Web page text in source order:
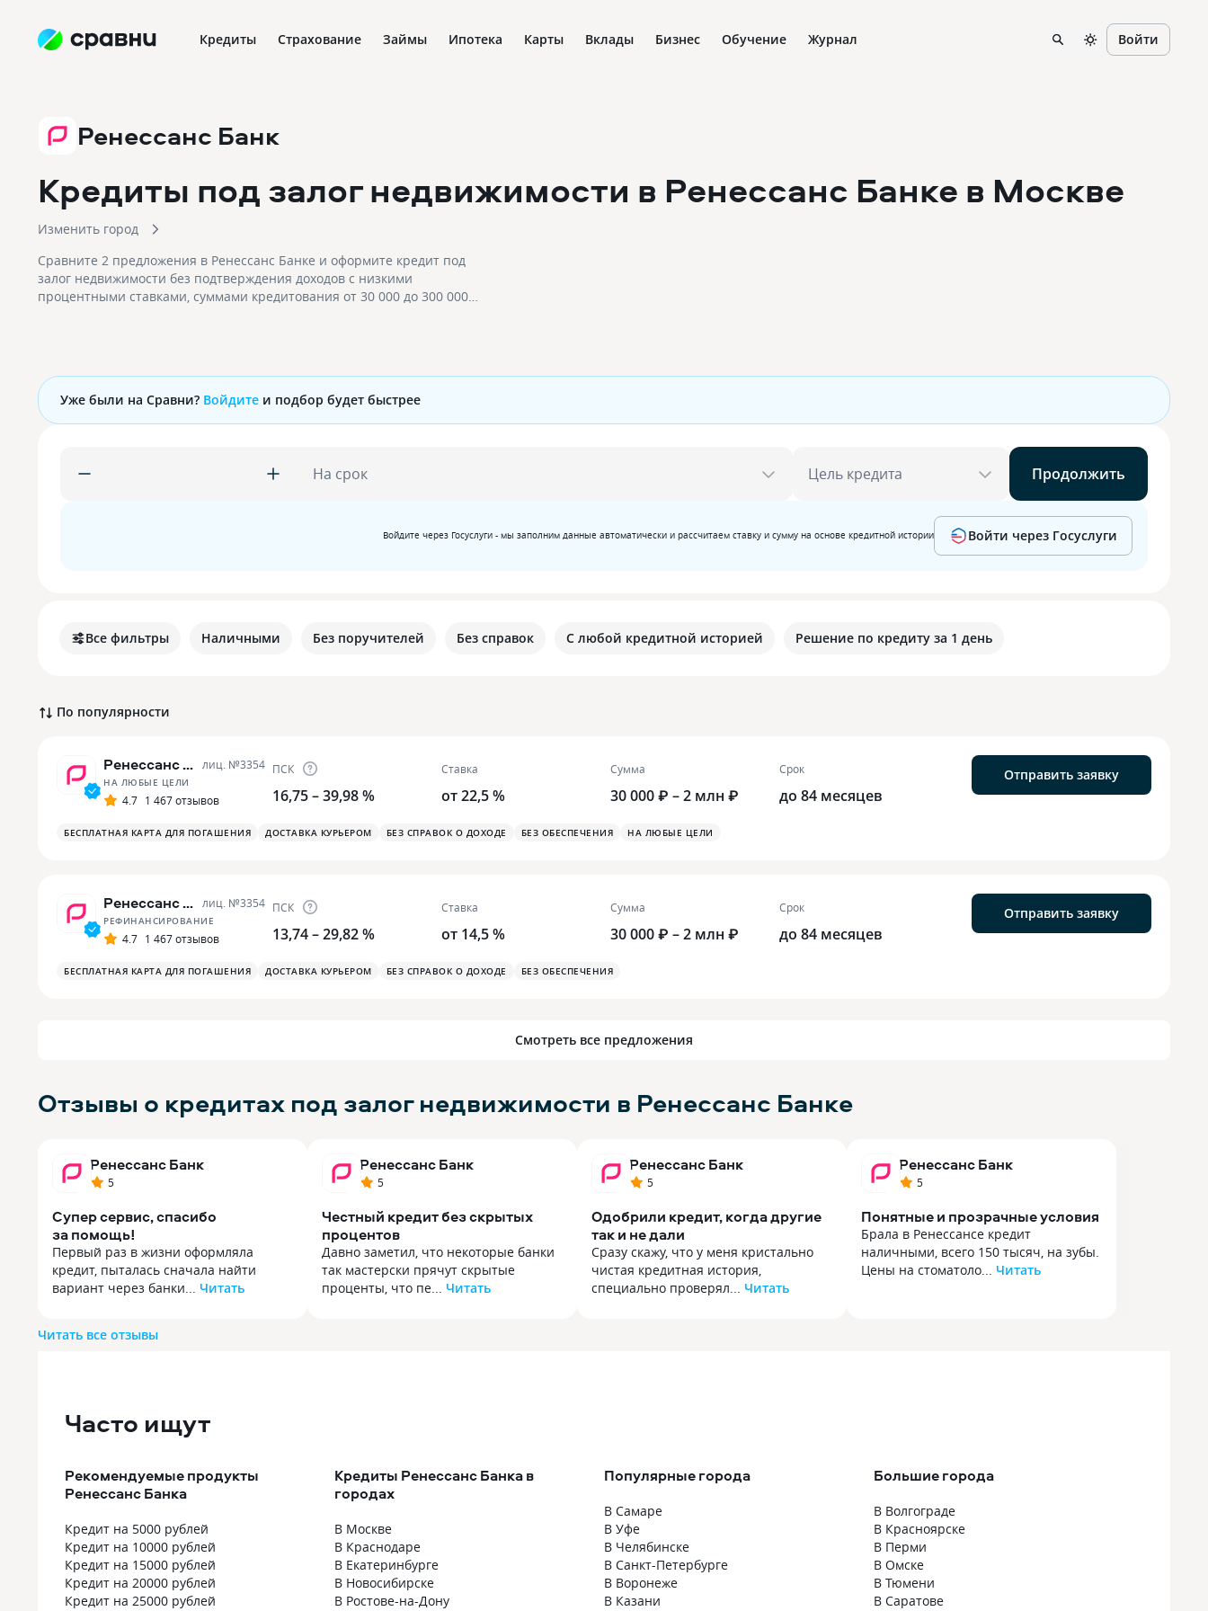
Кредиты Страхование Займы Ипотека Карты Вклады Бизнес Обучение Журнал Войти
Ренессанс Банк
Кредиты под залог недвижимости в Ренессанс Банке в Москве
Изменить город
Сравните 2 предложения в Ренессанс Банке и оформите кредит под
залог недвижимости без подтверждения доходов с низкими
процентными ставками, суммами кредитования от 30 000 до 300 000
Уже были на Сравни? Войдите и подбор будет быстрее
На срок Цель кредита Продолжить
Войдите через Госуслуги - мы заполним данные автоматически и рассчитаем ставку и сумму на основе кредитной истории Войти через Госуслуги
Все фильтры Наличными Без поручителей Без справок С любой кредитной историей Решение по кредиту за 1 день
По популярности
Ренессанс Банк лиц. №3354
НА ЛЮБЫЕ ЦЕЛИ
4.7 1 467 отзывов
ПСК
16,75 – 39,98 %
Ставка
от 22,5 %
Сумма
30 000 ₽ – 2 млн ₽
Срок
до 84 месяцев
Отправить заявку
БЕСПЛАТНАЯ КАРТА ДЛЯ ПОГАШЕНИЯ ДОСТАВКА КУРЬЕРОМ БЕЗ СПРАВОК О ДОХОДЕ БЕЗ ОБЕСПЕЧЕНИЯ НА ЛЮБЫЕ ЦЕЛИ
Ренессанс Банк лиц. №3354
РЕФИНАНСИРОВАНИЕ
4.7 1 467 отзывов
ПСК
13,74 – 29,82 %
Ставка
от 14,5 %
Сумма
30 000 ₽ – 2 млн ₽
Срок
до 84 месяцев
Отправить заявку
БЕСПЛАТНАЯ КАРТА ДЛЯ ПОГАШЕНИЯ ДОСТАВКА КУРЬЕРОМ БЕЗ СПРАВОК О ДОХОДЕ БЕЗ ОБЕСПЕЧЕНИЯ
Смотреть все предложения
Отзывы о кредитах под залог недвижимости в Ренессанс Банке
Ренессанс Банк
5
Супер сервис, спасибо
за помощь!
Первый раз в жизни оформляла
кредит, пыталась сначала найти
вариант через банки... Читать
вариант через банки ру, но они
побольше, срок поменьше, а мне
вообще такое не подходит.
так и так дебетовка открыта, хотя бы
знаю что да как. Очереди как всегда,
конечно, но сервис сам нравится,
потому что видно что тебя понимают
и готовы помогать. Девочка
подсказала по ставкам и вариантам,
в итоге решила правда взять сумму
чутка побольше, но зато срок точно
Ренессанс Банк
5
Честный кредит без скрытых
процентов
Давно заметил, что некоторые банки
так мастерски прячут скрытые
проценты, что пе... Читать
в договоре, причем в договоре нет
никаких странных формулировок, все
максимально понятно: вот тело, вот
проценты, вот страховка, вот такую
сумму берешь, вот такую отдашь.
Максимально прозрачно. Я считаю
что честность это лучшая политика,
и именно она делает клиентов более
Ренессанс Банк
5
Одобрили кредит, когда другие
так и не дали
Сразу скажу, что у меня кристально
чистая кредитная история,
специально проверял... Читать
А причины отказа они могут
не называть. Я так понимаю, дело
в большой сумме и что у меня
в собственности ничего нет.
Но у меня хорошая зп, 170 тысяч,
я вполне могу платить даже по 50-60
тысяч в месяц, но нет. Я уже отчаялся,
и тут Ренессанс ответил на заявку и,
Ренессанс Банк
5
Понятные и прозрачные условия
Брала в Ренессансе кредит
наличными, всего 150 тысяч, на зубы.
Цены на стоматоло... Читать
За кредитом пришла в отделение,
хотя в теории была возможность
онлайн оформления, можно было
вообще взять карту, но я выбрала
именно этот вариант, для меня
он кажется оптимальным что
по срокам, что по процентам. Тем
более и выплаты получаются очень
Читать все отзывы
Часто ищут
Рекомендуемые продукты
Ренессанс Банка
Кредит на 5000 рублей
Кредит на 10000 рублей
Кредит на 15000 рублей
Кредит на 20000 рублей
Кредит на 25000 рублей
Кредиты Ренессанс Банка в
городах
В Москве
В Краснодаре
В Екатеринбурге
В Новосибирске
В Ростове-на-Дону
Популярные города
В Самаре
В Уфе
В Челябинске
В Санкт-Петербурге
В Воронеже
В Казани
Большие города
В Волгограде
В Красноярске
В Перми
В Омске
В Тюмени
В Саратове